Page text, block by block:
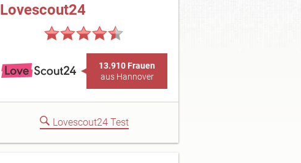
Lovescout24
13.910 Frauen
aus Hannover
Lovescout24 Test